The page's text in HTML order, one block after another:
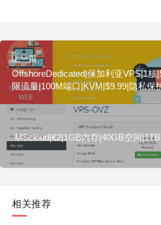
上一篇
OffshoreDedicated|保加利亚VPS|1核
限流量|100M端口|KVM|$9.99|隐私保
MScloud|€2|1GB内存|40GB空间
相关推荐